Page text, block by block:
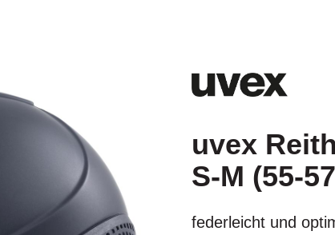
uvex
S-M (55-
federleicht und